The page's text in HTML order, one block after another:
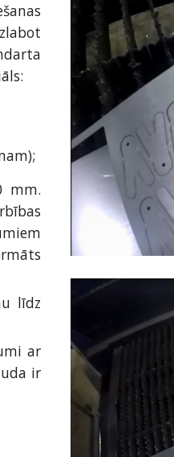
mm.
līdz
ar
ir